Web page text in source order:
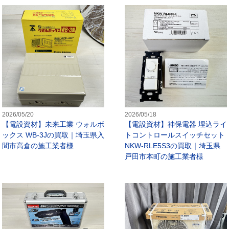
機器】キーエンス アンプ内蔵モデル画像センサ IV4-600CAの買取
【電設資材】未来工業 ウォルボ
2026/05/20
【電設資材】未来工業 ウォルボ
ックス WB-3Jの買取｜埼玉県入
間市高倉の施工業者様
2026/05/18
【電設資材】神保電器 埋込ライ
トコントロールスイッチセット
NKW-RLE5S3の買取｜埼玉県
戸田市本町の施工業者様
定器】共立電気計器 AC/DCクランプ付きデジタルマルチメータ
【電動工具】マキタ 充電式ペン